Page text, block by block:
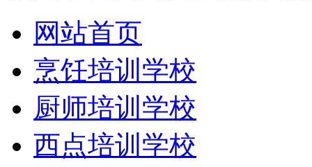
网站首页
烹饪培训学校
厨师培训学校
西点培训学校